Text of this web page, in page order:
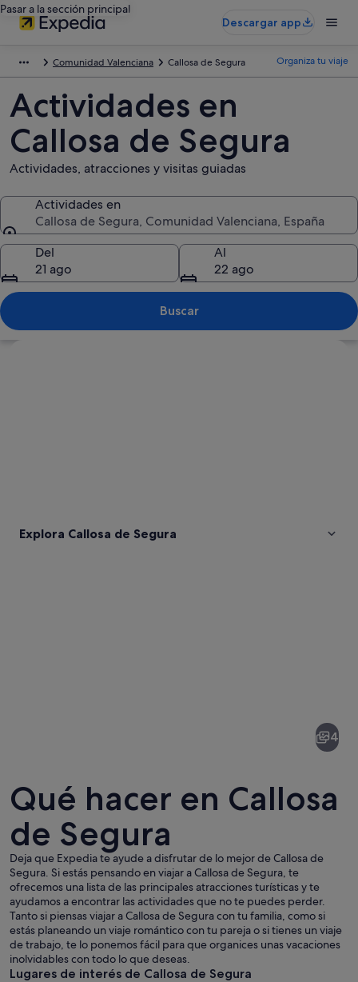
Pasar a la sección principal
Descargar app
Comunidad Valenciana Callosa de Segura Organiza tu viaje
Actividades en
Callosa de Segura
Actividades, atracciones y visitas guiadas
Actividades en
Callosa de Segura, Comunidad Valenciana, España
Actividades en
Del
21 ago
Al
22 ago
Buscar
Explora Callosa de Segura
Una ciudad ubicada en un valle con
4
Qué hacer en Callosa
de Segura
Deja que Expedia te ayude a disfrutar de lo mejor de Callosa de
Segura. Si estás pensando en viajar a Callosa de Segura, te
ofrecemos una lista de las principales atracciones turísticas y te
ayudamos a encontrar las actividades que no te puedes perder.
Tanto si piensas viajar a Callosa de Segura con tu familia, como si
estás planeando un viaje romántico con tu pareja o si tienes un viaje
de trabajo, te lo ponemos fácil para que organices unas vacaciones
inolvidables con todo lo que deseas.
Lugares de interés de Callosa de Segura